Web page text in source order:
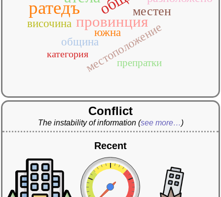
ратедъ
провинция
местен
местоположение
височина
община
южна
препратки
категория
Conflict
The instability of information (see more…)
Recent